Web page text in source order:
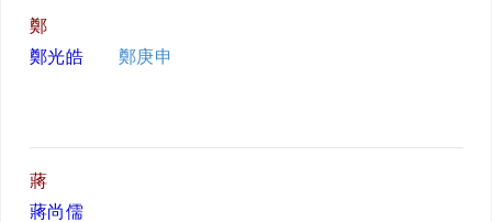
鄭
鄭光皓
鄭庚申
蔣
蔣尚儒